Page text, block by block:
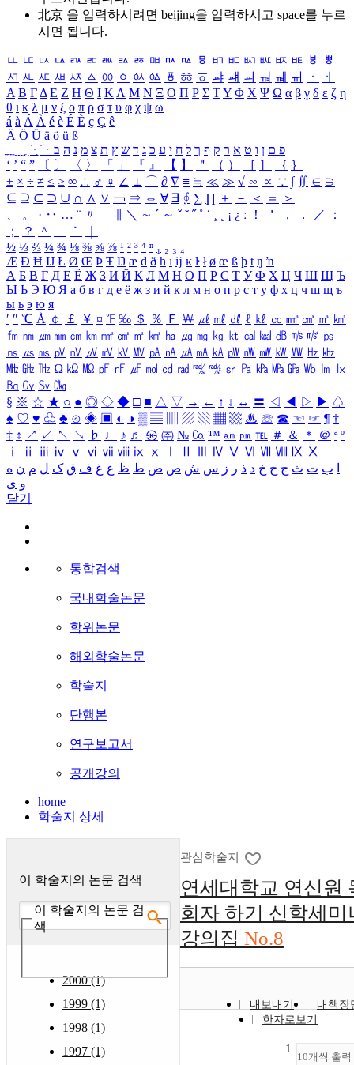
北京 을 입력하시려면 beijing을 입력하시고 space를 누르
시면 됩니다.
ㅥ ㅦ ㅧ ㅨ ㅩ ㅪ ㅫ ㅬ ㅭ ㅮ ㅯ ㅰ ㅱ ㅲ ㅳ ㅴ ㅵ ㅶ ㅷ ㅸ
ㅹ
ㅺ ㅻ ㅼ ㅽ ㅾ ㅿ ㆀ ㆁ ㆂ ㆃ ㆄ ㆅ ㆆ ㆇ ㆈ ㆉ ㆊ ㆋ ㆌ ㆍ
ㆎ
Α Β ΓΔ Ε Ζ Η Θ Ι ΚΛ Μ Ν Ξ Ο Π Ρ Σ ΤΥ Φ Χ Ψ Ω α β γ δ ε ζ η
θ ι κ λ μ ν ξ ο π ρ σ τ υ φ χ ψ ω
á à Á À é è É È ç Ç ê
Ä Ö Ü ä ö ü ß
ִֶֹ ֻּ ׁׂ פ ם ן ו ט א ר ק ף ך ל ח י ע כ ג ד ש ץ ת צ מ נ ה ב
‘ ’ “ ” 〔 〕 〈 〉 「 」 『 』 【 】 ＂ （ ） ［ ］ ｛ ｝
± × ÷ ≠ ≤ ≥ ∞ ∴ ♂ ♀ ∠ ⊥ ⌒ ∂ ∇ ≡ ≒ ≪ ≫ √ ∽ ∝ ∵ ∫ ∬ ∈ ∋
⊆ ⊇ ⊂ ⊃ ∪ ∩ ∧ ∨ ￢ ⇒ ⇔ ∀ ∃ ∮ ∑ ∏ ＋ － ＜ ＝
＞
、
。 · ‥ … ¨ 〃 ― ＼ ∼ ´ ～ ˇ ˘ ˝ ˚ ˙ ¸ ¡ ¿ ː ！ ＇ ， ． ／
：
；
？ ＾ ｀
½ ⅓ ⅔ ¼ ¾ ⅛ ⅜ ⅝ ⅞ ¹ ² ³ ⁴ ⁿ ₁ ₂ ₃ ₄
Æ Ð Ħ Ĳ Ł Ø Œ Þ Ŧ Ŋ æ đ ð ħ ı ĳ ĸ ŀ ł ø œ ß þ ŧ ŋ ŉ
А Б В Г Д Е Ё Ж З И Й К Л М Н О П Р С Т У Ф Х Ц Ч Ш Щ Ъ
Ы Ь Э Ю Я а б в г д е ё ж з и й к л м н о п р с т у ф х ц ч ш щ ъ
ы ь э ю я
′ ″ ℃ Å ￠ ￡ ￥ ¤ ℉ ‰ ＄ ％ Ｆ ￦ ㎕ ㎖ ㎗ ℓ ㎘ ㏄ ㎣ ㎤ ㎥ ㎦
㎙ ㎚ ㎛ ㎜ ㎝ ㎞ ㎟ ㎠ ㎡ ㎢ ㏊ ㎍ ㎎ ㎏ ㏏ ㎈ ㎉ ㏈ ㎧ ㎨ ㎰
㎱ ㎲ ㎳ ㎴ ㎵ ㎶ ㎷ ㎸ ㎹ ㎀ ㎁ ㎂ ㎃ ㎄ ㎺ ㎻ ㎽ ㎾ ㎿ ㎐ ㎑
㎒ ㎓ ㎔ Ω ㏀ ㏁ ㎊ ㎋ ㎌ ㏖ ㏅ ㎭ ㎮ ㎯ ㏛ ㎩ ㎪ ㎫ ㎬ ㏝ ㏐
㏓
㏃ ㏉ ㏜ ㏆
§ ※ ☆ ★ ○ ● ◎ ◇ ◆ □ ■ △ ▽ → ← ↑ ↓ ↔ 〓 ◁ ◀ ▷ ▶ ♤
♠ ♡ ♥ ♧ ♣ ⊙ ◈ ▣ ◐ ◑ ▒ ▤ ▨ ▧ ▦ ▩ ♨ ☏ ☎ ☜ ☞ ¶ †
‡ ↕ ↗ ↙ ↖ ↘ ♭ ♩ ♪ ♬ ㉿ ㈜ № ㏇ ™ ㏂ ㏘ ℡ ＃ ＆ ＊ ＠ ª º
ⅰ
ⅱ ⅲ ⅳ ⅴ ⅵ ⅶ ⅷ ⅸ ⅹ Ⅳ Ⅴ Ⅵ Ⅶ Ⅷ Ⅸ Ⅹ
ب ت ث ج ح خ د ذ ر ز س ش ص ض ط ظ ع غ ف ق ک ل م ن ه
و ی
닫기
통합검색
국내학술논문
학위논문
해외학술논문
학술지
단행본
연구보고서
공개강의
home
학술지 상세
이 학술지의 논문 검색
이 학술지의 논문 검
색
2000 (1)
1999 (1)
1998 (1)
1997 (1)
관심학술지
연세대학교 연신원
회자 하기 신학세미
강의집 No.8
내보내기
내책장
한자로보기
10개씩 출력
1